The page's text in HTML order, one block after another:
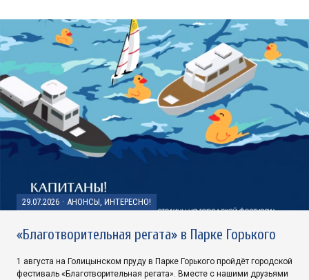
29.07.2026 · АНОНСЫ, ИНТЕРЕСНО!
«Благотворительная регата» в Парке Горького
1 августа на Голицынском пруду в Парке Горького пройдёт городской
фестиваль «Благотворительная регата». Вместе с нашими друзьями